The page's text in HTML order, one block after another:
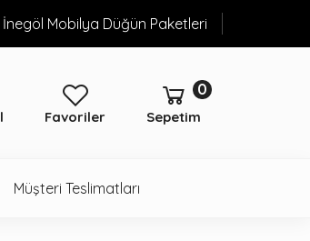
İnegöl Mobilya Düğün Paketleri
Sepetim
0
Favoriler
Müşteri Teslimatları